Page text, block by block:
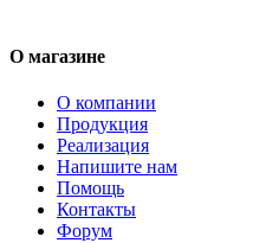
О магазине
О компании
Продукция
Реализация
Напишите нам
Помощь
Контакты
Форум